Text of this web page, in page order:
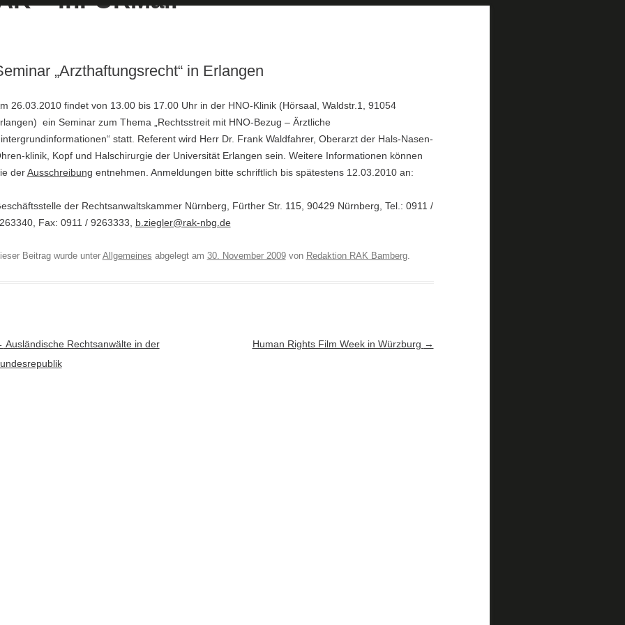
„Arzthaftungsrecht“ in Erlangen
26.03.2010 findet von 13.00 bis 17.00 Uhr in der HNO-Klinik (Hörsaal, Waldstr.1, 91054
ein Seminar zum Thema „Rechtsstreit mit HNO-Bezug – Ärztliche
statt. Referent wird Herr Dr. Frank Waldfahrer, Oberarzt der Hals-Nasen-
klinik, Kopf und Halschirurgie der Universität Erlangen sein. Weitere Informationen können
derAusschreibung entnehmen. Anmeldungen bitte schriftlich bis spätestens 12.03.2010 an:
der Rechtsanwaltskammer Nürnberg, Fürther Str. 115, 90429 Nürnberg, Tel.: 0911 /
Fax: 0911 / 9263333, b.ziegler@rak-nbg.de
Beitrag wurde unterAllgemeines abgelegt am 30. November 2009von Redaktion RAK Bamberg.
Navigation
Ausländische Rechtsanwälte in der
Human Rights Film Week in Würzburg →